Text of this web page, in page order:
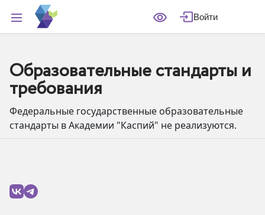
Войти
Образовательные стандарты и
требования
Федеральные государственные образовательные
стандарты в Академии "Каспий" не реализуются.